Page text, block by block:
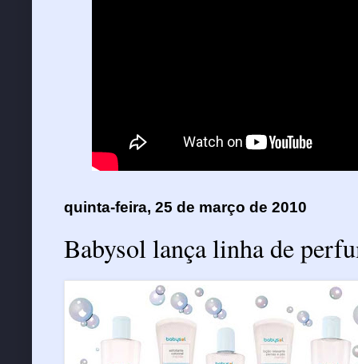
quinta-feira, 25 de março de 2010
Babysol lança linha de